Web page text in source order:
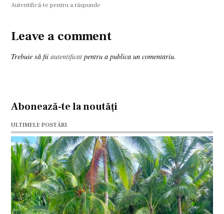
Autentifică-te pentru a răspunde
Leave
comment
Trebuie să fiiautentificat pentru a publica un comentariu.
Leave a comment
Abonează-te la noutăți
ULTIMELE POSTĂRI